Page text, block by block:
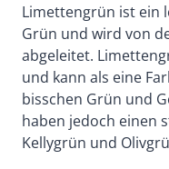
Limettengrün ist ein
Grün und wird von
abgeleitet.
und kann als eine
bisschen Grün und
haben jedoch einen
Kellygrün und